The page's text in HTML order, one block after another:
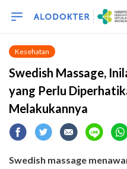
Kesehatan
Swedish Massage,
yang Perlu
Melakukannya
Swedish massage